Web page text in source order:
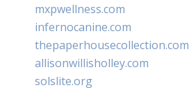
mxpwellness.com
infernocanine.com
thepaperhousecollection.com
allisonwillisholley.com
solslite.org